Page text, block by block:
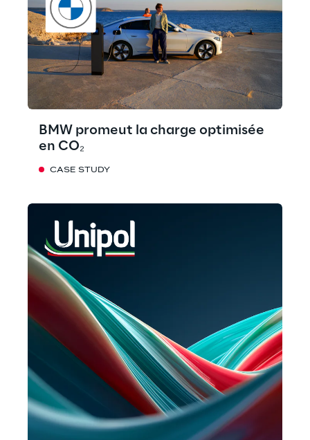
BMW promeut la charge optimisée
en CO₂
CASE STUDY